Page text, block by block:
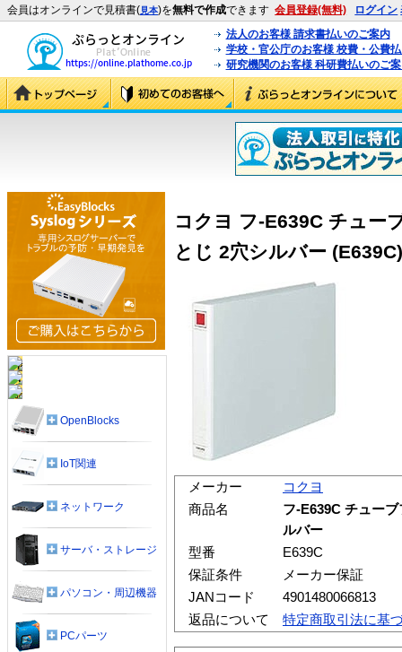
会員はオンラインで見積書(見本)を無料で作成できます 会員登録(無料) ログイン
法人のお客様 請求書払いのご案内
学校・官公庁のお客様 校費・公費
研究機関のお客様 科研費払いのご
コクヨ フ-E639C チュー
とじ 2穴シルバー (E639C)
メーカー
コクヨ
商品名
フ-E639C チュー
ルバー
型番
E639C
保証条件
メーカー保証
JANコード
4901480066813
返品について
特定商取引法に基
OpenBlocks
IoT関連
ネットワーク
サーバ・ストレージ
パソコン・周辺機器
PCパーツ